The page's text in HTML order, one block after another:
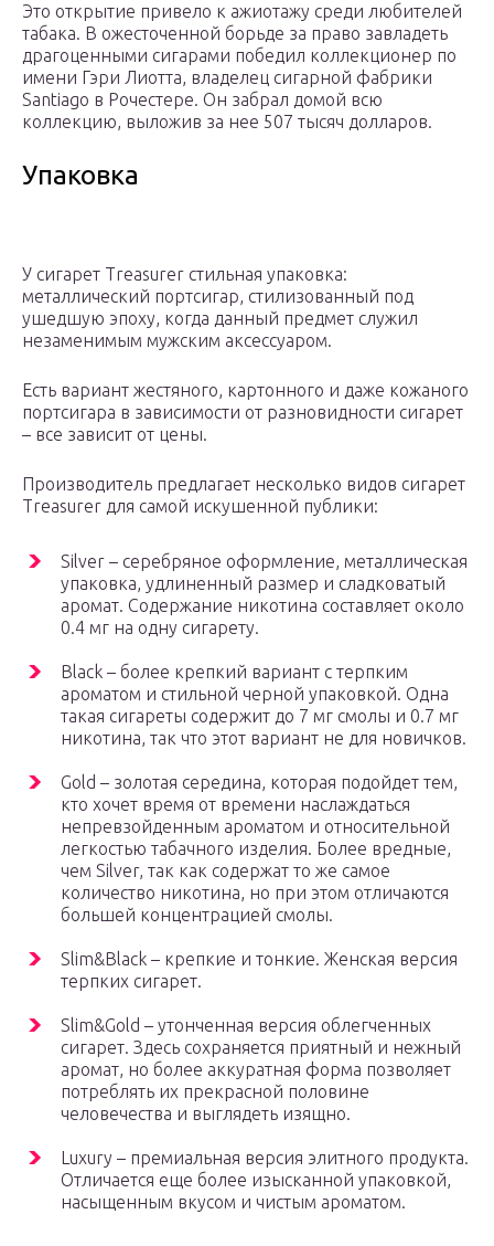
Это открытие привело к ажиотажу среди любителей
табака. В ожесточенной борьде за право завладеть
драгоценными сигарами победил коллекционер по
имени Гэри Лиотта, владелец сигарной фабрики
Santiago в Рочестере. Он забрал домой всю
коллекцию, выложив за нее 507 тысяч долларов.
Упаковка
У сигарет Treasurer стильная упаковка:
металлический портсигар, стилизованный под
ушедшую эпоху, когда данный предмет служил
незаменимым мужским аксессуаром.
Есть вариант жестяного, картонного и даже кожаного
портсигара в зависимости от разновидности сигарет
– все зависит от цены.
Производитель предлагает несколько видов сигарет
Treasurer для самой искушенной публики:
Silver – серебряное оформление, металлическая
упаковка, удлиненный размер и сладковатый
аромат. Содержание никотина составляет около
0.4 мг на одну сигарету.
Black – более крепкий вариант с терпким
ароматом и стильной черной упаковкой. Одна
такая сигареты содержит до 7 мг смолы и 0.7 мг
никотина, так что этот вариант не для новичков.
Gold – золотая середина, которая подойдет тем,
кто хочет время от времени наслаждаться
непревзойденным ароматом и относительной
легкостью табачного изделия. Более вредные,
чем Silver, так как содержат то же самое
количество никотина, но при этом отличаются
большей концентрацией смолы.
Slim&Black – крепкие и тонкие. Женская версия
терпких сигарет.
Slim&Gold – утонченная версия облегченных
сигарет. Здесь сохраняется приятный и нежный
аромат, но более аккуратная форма позволяет
потреблять их прекрасной половине
человечества и выглядеть изящно.
Luxury – премиальная версия элитного продукта.
Отличается еще более изысканной упаковкой,
насыщенным вкусом и чистым ароматом.